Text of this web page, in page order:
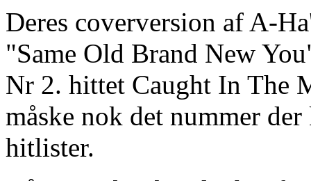
Deres coverversion af A-
"Same Old Brand New
Nr 2. hittet Caught In The
måske nok det nummer
hitlister.